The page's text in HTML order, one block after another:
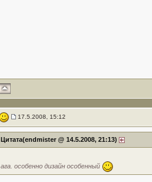
17.5.2008, 15:12
Цитата(endmister @ 14.5.2008, 21:13)
ага. особенно дизайн особенный